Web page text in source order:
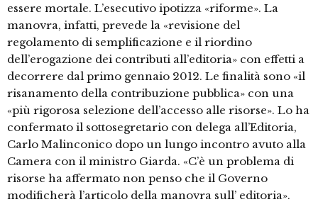
essere mortale. L’esecutivo ipotizza «riforme». La
manovra, infatti, prevede la «revisione del
regolamento di semplificazione e il riordino
dell’erogazione dei contributi all’editoria» con effetti a
decorrere dal primo gennaio 2012. Le finalità sono «il
risanamento della contribuzione pubblica» con una
«più rigorosa selezione dell’accesso alle risorse». Lo ha
confermato il sottosegretario con delega all’Editoria,
Carlo Malinconico dopo un lungo incontro avuto alla
Camera con il ministro Giarda. «C’è un problema di
risorse ha affermato non penso che il Governo
modificherà l’articolo della manovra sull’ editoria».